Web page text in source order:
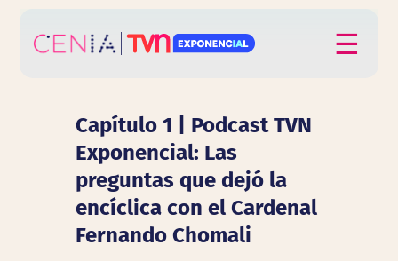
☰
Capítulo 1 | Podcast TVN
Exponencial: Las
preguntas que dejó la
encíclica con el Cardenal
Fernando Chomali